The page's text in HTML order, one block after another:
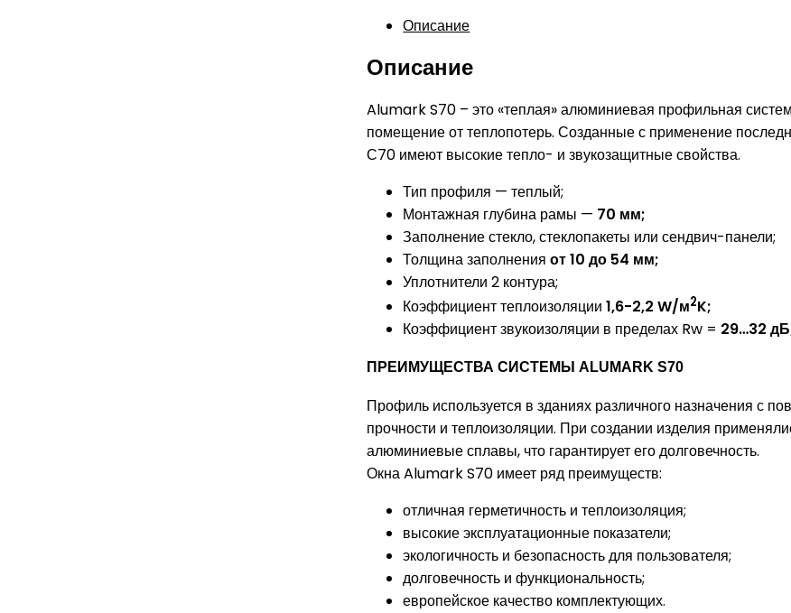
Описание
Описание
Alumark S70 – это «теплая» алюминиевая профильная
помещение от теплопотерь. Созданные с применение
С70 имеют высокие тепло- и звукозащитные свойства.
Тип профиля — теплый;
Монтажная глубина рамы — 70 мм;
Заполнение стекло, стеклопакеты или сендвич-панели;
Толщина заполненияот 10 до 54 мм;
Уплотнители 2 контура;
Коэффициент теплоизоляции1,6-2,2 W/м2K;
Коэффициент звукоизоляции в пределах Rw = 29…32
ПРЕИМУЩЕСТВА СИСТЕМЫ ALUMARK S70
Профиль используется в зданиях различного назначения с
прочности и теплоизоляции. При создании изделия
алюминиевые сплавы, что гарантирует его долговечность.
Окна Alumark S70 имеет ряд преимуществ:
отличная герметичность и теплоизоляция;
высокие эксплуатационные показатели;
экологичность и безопасность для пользователя;
долговечность и функциональность;
европейское качество комплектующих.